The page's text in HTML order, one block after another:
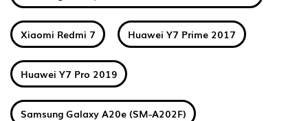
Xiaomi Redmi 7 Huawei Y7 Prime 2017
Huawei Y7 Pro 2019
Samsung Galaxy A20e (SM-A202F)